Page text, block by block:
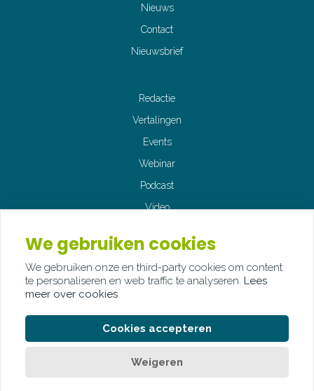
Nieuws
Contact
Nieuwsbrief
Redactie
Vertalingen
Events
Webinar
Podcast
Video
We gebruiken cookies
We gebruiken onze en third-party cookies om content
te personaliseren en web traffic te analyseren. Lees
meer over cookies
Cookies accepteren
Weigeren